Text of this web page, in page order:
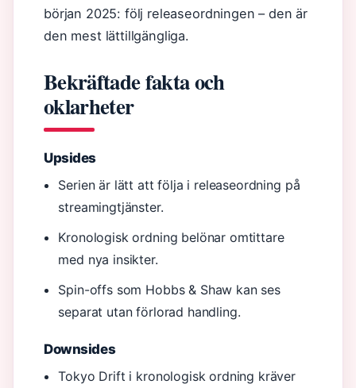
början 2025: följ releaseordningen – den är
den mest lättillgängliga.
Bekräftade fakta och
oklarheter
Upsides
Serien är lätt att följa i releaseordning på
streamingtjänster.
Kronologisk ordning belönar omtittare
med nya insikter.
Spin-offs som Hobbs & Shaw kan ses
separat utan förlorad handling.
Downsides
Tokyo Drift i kronologisk ordning kräver